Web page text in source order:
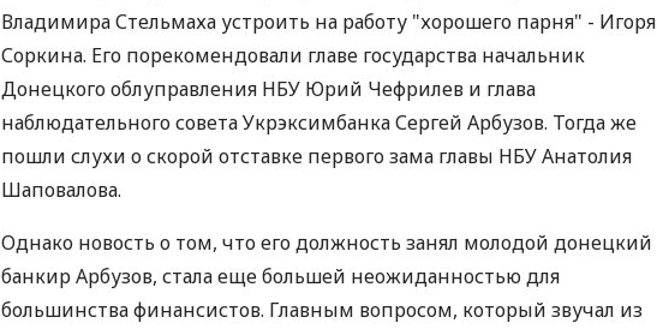
Владимира Стельмаха устроить на работу "хорошего парня" - Игоря
Соркина. Его порекомендовали главе государства начальник
Донецкого облуправления НБУ Юрий Чефрилев и глава
наблюдательного совета Укрэксимбанка Сергей Арбузов. Тогда же
пошли слухи о скорой отставке первого зама главы НБУ Анатолия
Шаповалова.
Однако новость о том, что его должность занял молодой донецкий
банкир Арбузов, стала еще большей неожиданностью для
большинства финансистов. Главным вопросом, который звучал из